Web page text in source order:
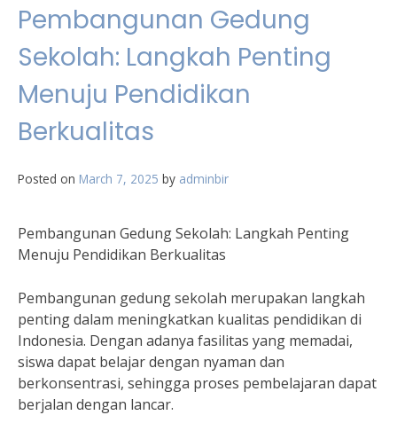
Pembangunan Gedung
Sekolah: Langkah Penting
Menuju Pendidikan
Berkualitas
Posted on March 7, 2025 by adminbir
Pembangunan Gedung Sekolah: Langkah Penting
Menuju Pendidikan Berkualitas
Pembangunan gedung sekolah merupakan langkah
penting dalam meningkatkan kualitas pendidikan di
Indonesia. Dengan adanya fasilitas yang memadai,
siswa dapat belajar dengan nyaman dan
berkonsentrasi, sehingga proses pembelajaran dapat
berjalan dengan lancar.